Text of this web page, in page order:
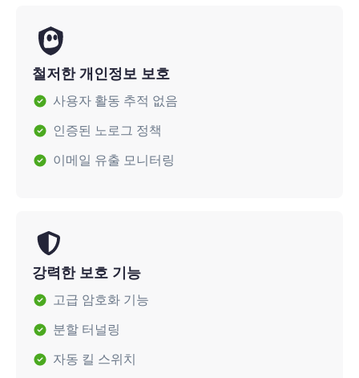
철저한 개인정보 보호
사용자 활동 추적 없음
인증된 노로그 정책
이메일 유출 모니터링
강력한 보호 기능
고급 암호화 기능
분할 터널링
자동 킬 스위치